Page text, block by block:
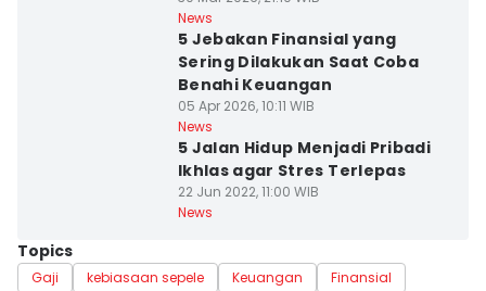
News
5 Jebakan Finansial yang
Sering Dilakukan Saat Coba
Benahi Keuangan
05 Apr 2026, 10:11 WIB
News
5 Jalan Hidup Menjadi Pribadi
Ikhlas agar Stres Terlepas
22 Jun 2022, 11:00 WIB
News
Topics
Gaji kebiasaan sepele Keuangan
Finansial